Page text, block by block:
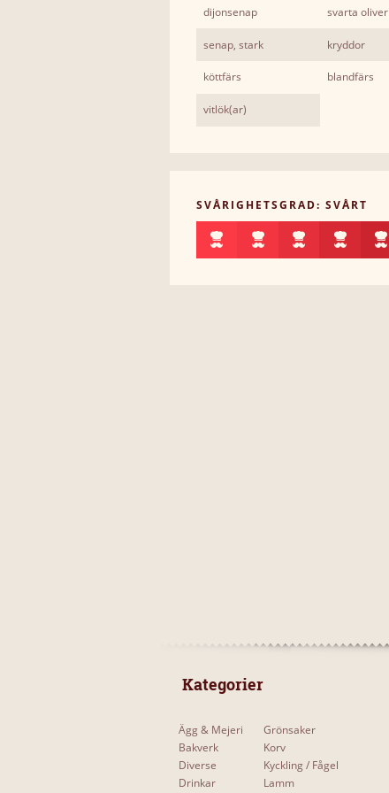
dijonsenap svarta oliver
senap, stark kryddor
köttfärs blandfärs
vitlök(ar)
SVÅRIGHETSGRAD: SVÅRT
Kategorier
Ägg & Mejeri
Bakverk
Diverse
Drinkar
Grönsaker
Korv
Kyckling / Fågel
Lamm